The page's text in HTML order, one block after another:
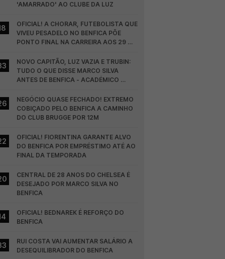
'AMARRADO' AO CLUBE DA LUZ
OFICIAL! A CHORAR, FUTEBOLISTA QUE
VIVEU PESADELO NO BENFICA PÕE
PONTO FINAL NA CARREIRA AOS 29
NOVO CAPITÃO, LUZ VAZIA E TRUBIN:
TUDO O QUE DISSE MARCO SILVA
ANTES DE BENFICA - ACADÉMICO
NEGÓCIO QUASE FECHADO! EXTREMO
COBIÇADO PELO BENFICA A CAMINHO
DO CLUB BRUGGE POR 12M
OFICIAL! FIORENTINA GARANTE ALVO
DO BENFICA POR EMPRÉSTIMO ATÉ AO
FINAL DA TEMPORADA
CENTRAL DE 28 ANOS DO CHELSEA É
DESEJADO POR MARCO SILVA NO
BENFICA
OFICIAL! BEDNAREK É REFORÇO DO
BENFICA
RUI COSTA VAI AUMENTAR SALÁRIO A
DESEQUILIBRADOR DO BENFICA